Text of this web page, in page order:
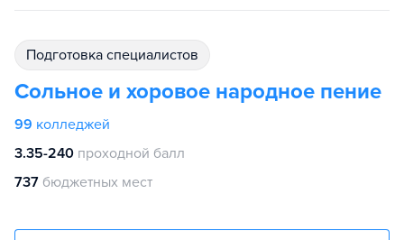
подготовка специалистов
Сольное и хоровое народное пение
99 колледжей
3.35-240 проходной балл
737 бюджетных мест